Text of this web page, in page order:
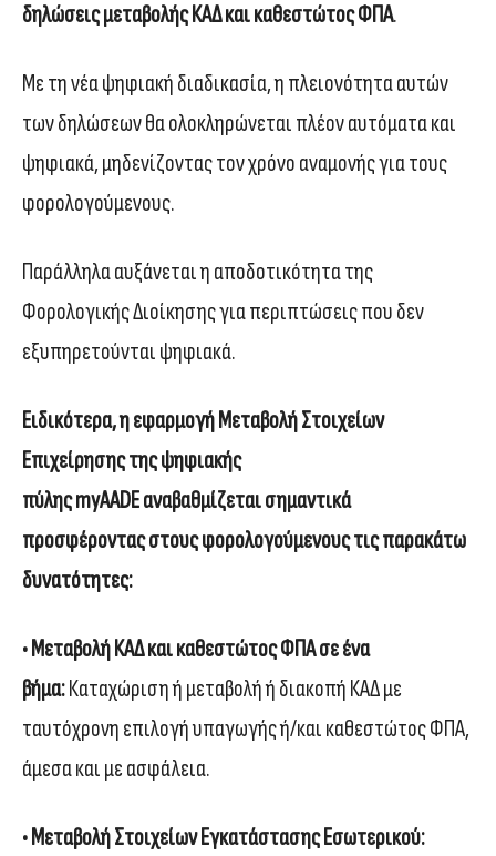
δηλώσεις μεταβολής ΚΑΔ και καθεστώτος ΦΠΑ.
Με τη νέα ψηφιακή διαδικασία, η πλειονότητα αυτών
των δηλώσεων θα ολοκληρώνεται πλέον αυτόματα και
ψηφιακά, μηδενίζοντας τον χρόνο αναμονής για τους
φορολογούμενους.
Παράλληλα αυξάνεται η αποδοτικότητα της
Φορολογικής Διοίκησης για περιπτώσεις που δεν
εξυπηρετούνται ψηφιακά.
Ειδικότερα, η εφαρμογή Μεταβολή Στοιχείων
Επιχείρησης της ψηφιακής
πύλης myAADE αναβαθμίζεται σημαντικά
προσφέροντας στους φορολογούμενους τις παρακάτω
δυνατότητες:
• Μεταβολή ΚΑΔ και καθεστώτος ΦΠΑ σε ένα
βήμα:Καταχώριση ή μεταβολή ή διακοπή ΚΑΔ με
ταυτόχρονη επιλογή υπαγωγής ή/και καθεστώτος ΦΠΑ,
άμεσα και με ασφάλεια.
• Μεταβολή Στοιχείων Εγκατάστασης Εσωτερικού: